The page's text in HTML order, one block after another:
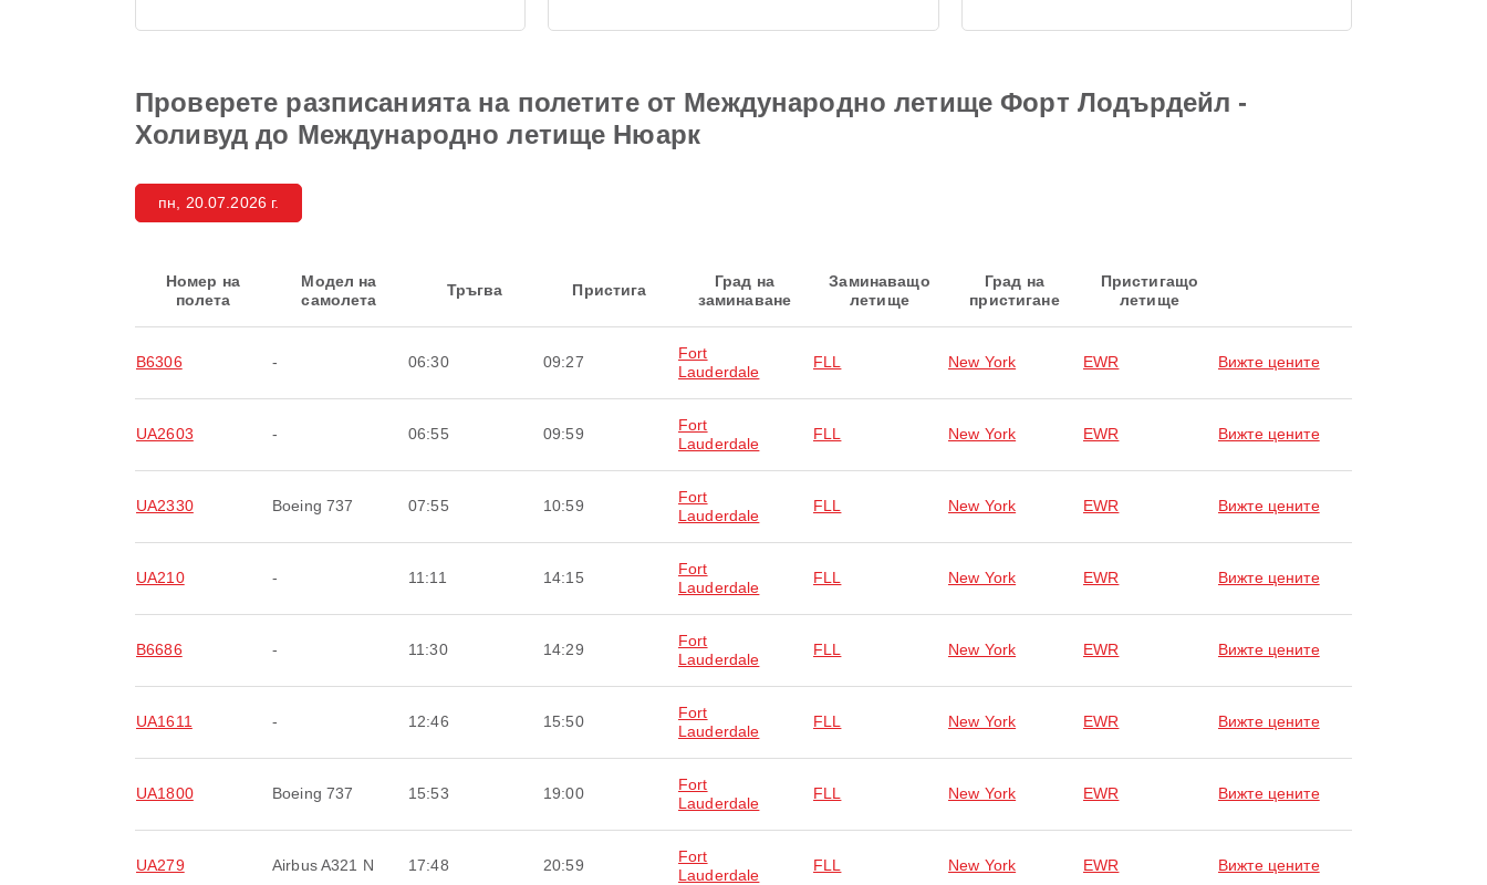
Проверете разписанията на полетите от Международно летище Форт Лодърдейл -
Холивуд до Международно летище Нюарк
пн, 20.07.2026 г.
Номер на
полета
Модел на
самолета
Тръгва Пристига
Град на
заминаване
Заминаващо
летище
Град на
пристигане
Пристигащо
летище
B6306 - 06:30 09:27
Fort
Lauderdale
FLL New York EWR Вижте цените
UA2603 - 06:55 09:59
Fort
Lauderdale
FLL New York EWR Вижте цените
UA2330 Boeing 737 07:55 10:59
Fort
Lauderdale
FLL New York EWR Вижте цените
UA210 - 11:11 14:15
Fort
Lauderdale
FLL New York EWR Вижте цените
B6686 - 11:30 14:29
Fort
Lauderdale
FLL New York EWR Вижте цените
UA1611 - 12:46 15:50
Fort
Lauderdale
FLL New York EWR Вижте цените
UA1800 Boeing 737 15:53 19:00
Fort
Lauderdale
FLL New York EWR Вижте цените
UA279 Airbus A321 N 17:48 20:59
Fort
Lauderdale
FLL New York EWR Вижте цените